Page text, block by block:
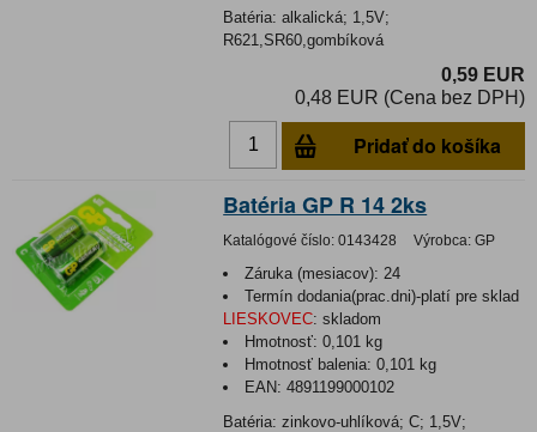
Batéria: alkalická; 1,5V;
R621,SR60,gombíková
0,59 EUR
0,48 EUR (Cena bez DPH)
Pridať do košíka
Batéria GP R 14 2ks
Katalógové číslo: 0143428 Výrobca: GP
Záruka (mesiacov): 24
Termín dodania(prac.dni)-platí pre sklad
LIESKOVEC: skladom
Hmotnosť:0,101 kg
Hmotnosť balenia:0,101 kg
EAN:4891199000102
Batéria: zinkovo-uhlíková; C; 1,5V;